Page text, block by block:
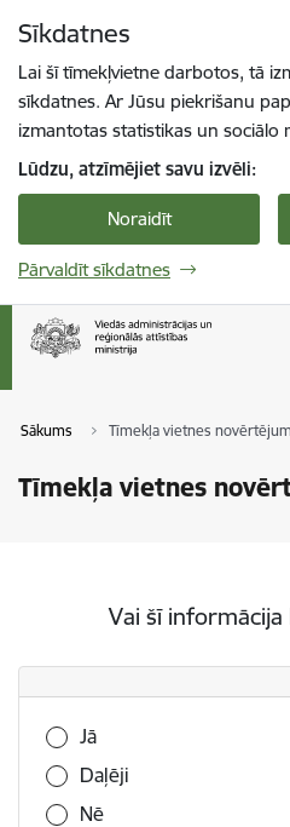
Sīkdatnes
Lai šī tīmekļvietne darbotos, tā
sīkdatnes. Ar Jūsu piekrišanu
izmantotas statistikas un sociālo
Lūdzu, atzīmējiet savu izvēli:
Noraidīt
Pārvaldīt sīkdatnes
Sākums Tīmekļa vietnes
Tīmekļa vietnes
Vai šī
Vai šī informācija bija
Jā
Daļēji
Nē